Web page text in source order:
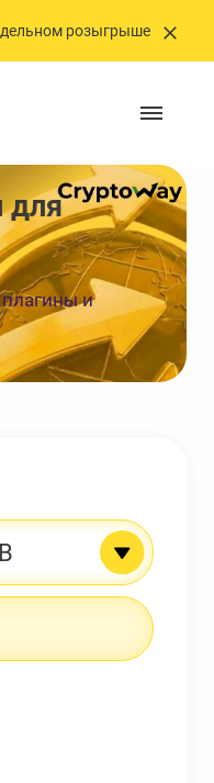
розыгрыше
ㅤдля
и